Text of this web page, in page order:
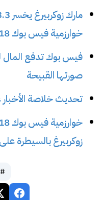
خوارزمية فيس بوك 2018
فيس بوك تدفع المال
صورتها القبيحة
تحديث خلاصة الأخبار
زوكربيرغ بالسيطرة على